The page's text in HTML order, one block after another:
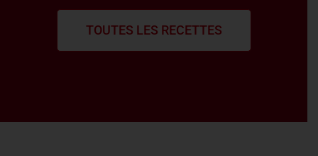
TOUTES LES RECETTES